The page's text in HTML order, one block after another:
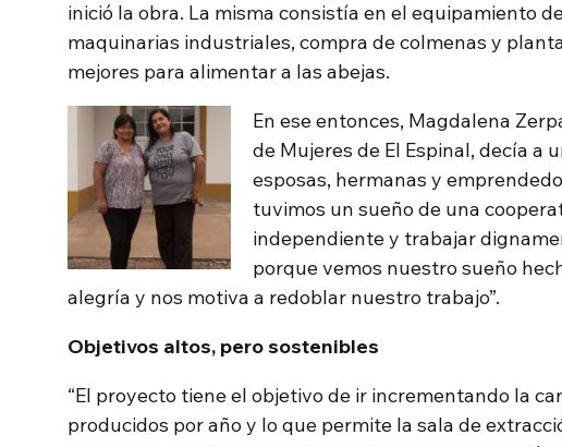
inició la obra. La misma consistía en el equipamiento
maquinarias industriales, compra de colmenas y
mejores para alimentar a las abejas.
En ese entonces, Magdalena
de Mujeres de El Espinal, decía a
esposas, hermanas y
tuvimos un sueño de una
independiente y trabajar
porque vemos nuestro sueño
alegría y nos motiva a redoblar nuestro trabajo”.
Objetivos altos, pero sostenibles
“El proyecto tiene el objetivo de ir incrementando la
producidos por año y lo que permite la sala de